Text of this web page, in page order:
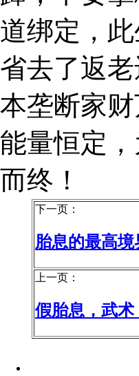
道绑定，
省去了返
本垄断家
能量恒定
而终！
下一页：
胎息的最高境
上一页：
假胎息，武术